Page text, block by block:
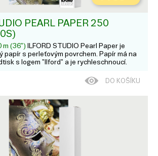
PEARL PAPER 250
m (36") ILFORD STUDIO Pearl Paper je
papír s perleťovým povrchem. Papír má na
s logem "Ilford" a je rychleschnoucí.
DO KOŠÍKU